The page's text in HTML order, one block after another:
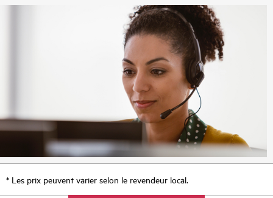
* Les prix peuvent varier selon le revendeur local.